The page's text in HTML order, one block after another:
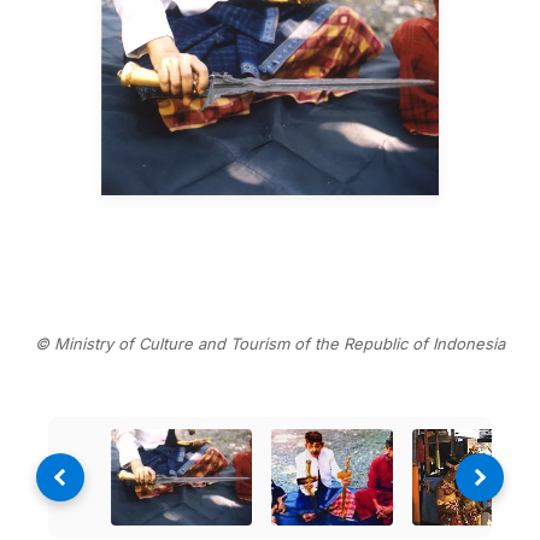
© Ministry of Culture and Tourism of the Republic of Indonesia